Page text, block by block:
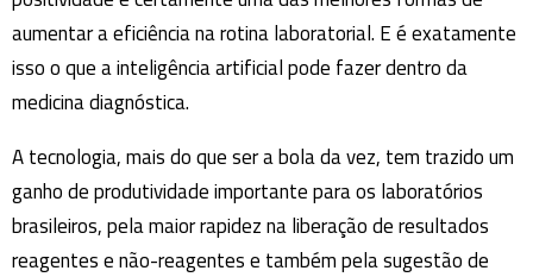
aumentar a eficiência na rotina laboratorial. E é exatamente
isso o que a inteligência artificial pode fazer dentro da
medicina diagnóstica.
A tecnologia, mais do que ser a bola da vez, tem trazido um
ganho de produtividade importante para os laboratórios
brasileiros, pela maior rapidez na liberação de resultados
reagentes e não-reagentes e também pela sugestão de